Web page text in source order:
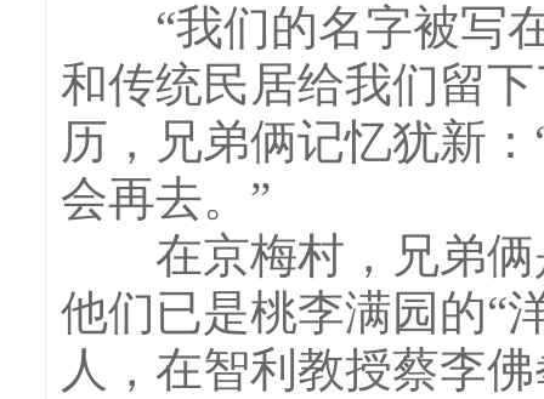
“我们的名字被写在
和传统民居给我们留
历，兄弟俩记忆犹新
会再去。”
在京梅村，兄弟俩
他们已是桃李满园的“
人，在智利教授蔡李